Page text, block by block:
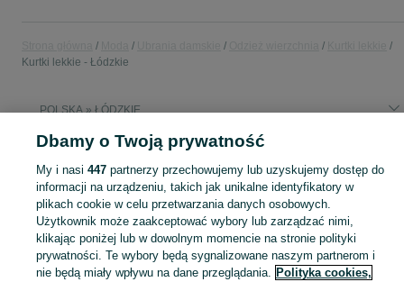
Kurtki lekkie - Łódzkie
POLSKA » ŁÓDZKIE
Bogaty wybór kurtek lekkich damskich Łódzkie ▶️ wiosenne, przeciwwiatrowe, kolorowe ✅ Nowe i używane w dobrych cenach ✌ Znajdź oferty na OLX.pl!
Mapa kategorii
Mapa miejscowości
Dbamy o Twoją prywatność
My i nasi 447partnerzy przechowujemy lub uzyskujemy dostęp do
informacji na urządzeniu, takich jak unikalne identyfikatory w
plikach cookie w celu przetwarzania danych osobowych.
Użytkownik może zaakceptować wybory lub zarządzać nimi,
klikając poniżej lub w dowolnym momencie na stronie polityki
prywatności. Te wybory będą sygnalizowane naszym partnerom i
nie będą miały wpływu na dane przeglądania. Polityka cookies,